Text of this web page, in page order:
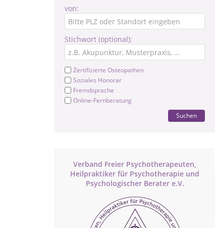
von:
Stichwort (optional):
Zertifizierte Osteopathen
Soziales Honorar
Fremdsprache
Online-Fernberatung
Suchen
Verband Freier Psychotherapeuten,
Heilpraktiker für Psychotherapie und
Psychologischer Berater e.V.